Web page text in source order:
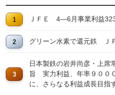
ＪＦＥ 4―6月事業利益
グリーン水素で還元鉄 Ｊ
日本製鉄の岩井尚彦・上席
旨 実力利益、年率９００
に、さらなる利益成長目指